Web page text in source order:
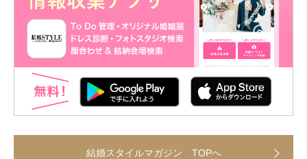
結婚スタイルマガジン TOPへ